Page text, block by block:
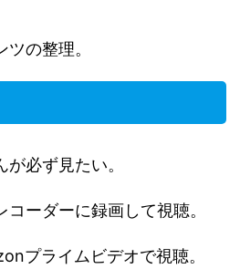
の整理。
必ず見たい。
ーダーに録画して視聴。
プライムビデオで視聴。